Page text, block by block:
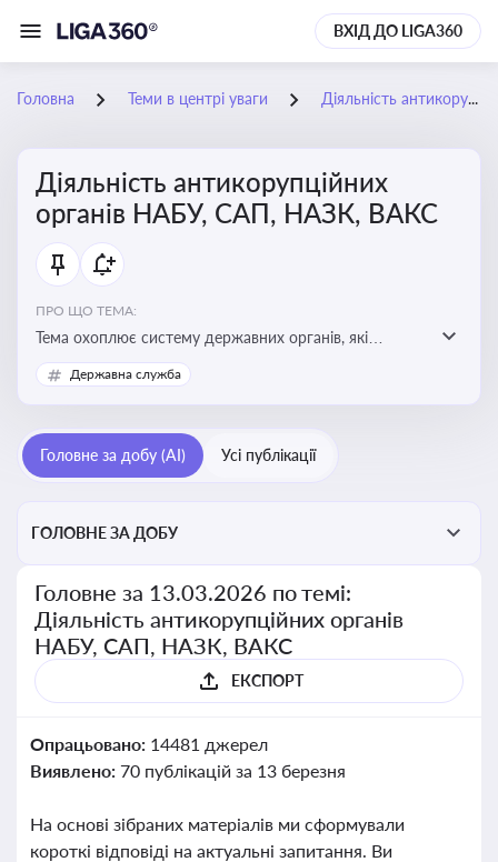
ВХІД ДО LIGA360
Головна Теми в центрі уваги Діяльність антикорупційних органів НАБУ, САП, НАЗК, ВАКС
Діяльність антикорупційних
органів НАБУ, САП, НАЗК, ВАКС
ПРО ЩО ТЕМА:
Тема охоплює систему державних органів, які
здійснюють запобігання, виявлення та розслідування
корупційних правопорушень, що є ключовим
у державному управлінні та бізнесі
Державна служба
Головне за добу (AI) Усі публікації
ГОЛОВНЕ ЗА ДОБУ
Головне за 13.03.2026 по темі:
Діяльність антикорупційних органів
НАБУ, САП, НАЗК, ВАКС
ЕКСПОРТ
Опрацьовано: 14481 джерел
Виявлено: 70 публікацій за 13 березня
На основі зібраних матеріалів ми сформували
короткі відповіді на актуальні запитання. Ви